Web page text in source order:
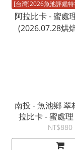
[台灣]2026魚池評鑑
南投 - 魚池鄉 翠
拉比卡 - 蜜處
(2026.07.28烘
NT$880